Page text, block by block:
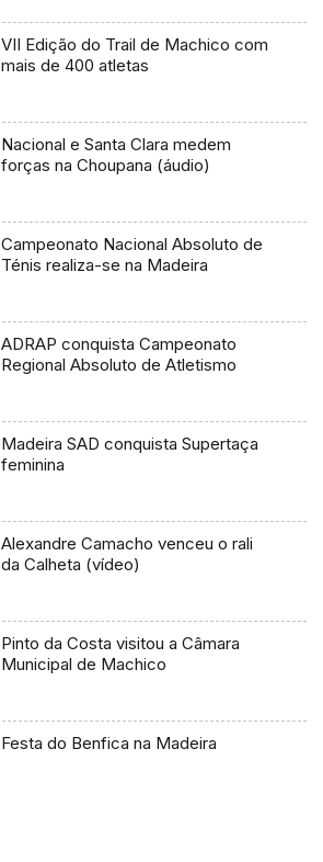
VII Edição do Trail de Machico com
mais de 400 atletas
Nacional e Santa Clara medem
forças na Choupana (áudio)
Campeonato Nacional Absoluto de
Ténis realiza-se na Madeira
ADRAP conquista Campeonato
Regional Absoluto de Atletismo
Madeira SAD conquista Supertaça
feminina
Alexandre Camacho venceu o rali
da Calheta (vídeo)
Pinto da Costa visitou a Câmara
Municipal de Machico
Festa do Benfica na Madeira